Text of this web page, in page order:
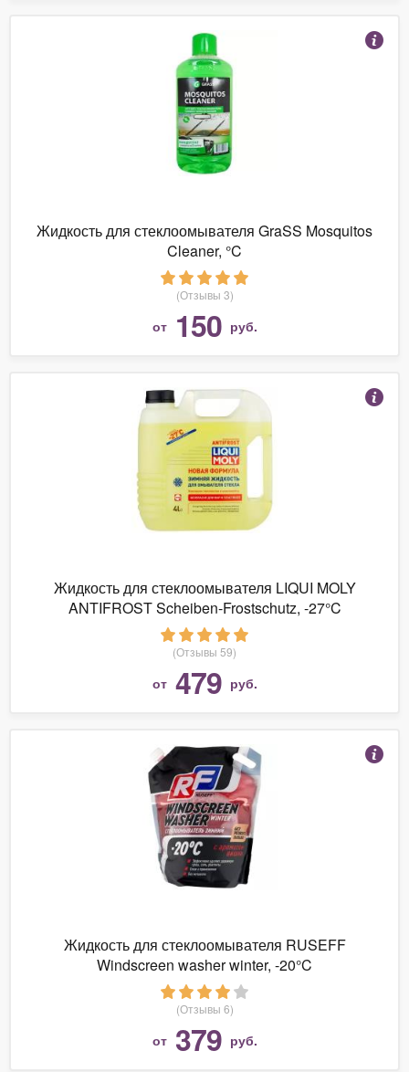
Жидкость для стеклоомывателя GraSS Mosquitos
Cleaner, °C
(Отзывы 3)
от 150 руб.
Жидкость для стеклоомывателя LIQUI MOLY
ANTIFROST Scheiben-Frostschutz, -27°C
(Отзывы 59)
от 479 руб.
Жидкость для стеклоомывателя RUSEFF
Windscreen washer winter, -20°C
(Отзывы 6)
от 379 руб.